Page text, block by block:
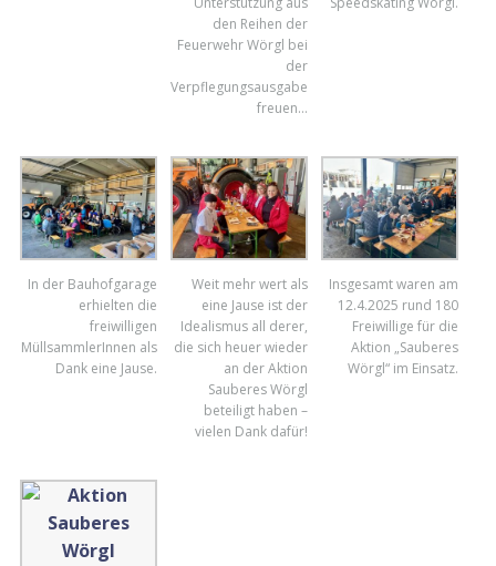
den Reihen der
Feuerwehr Wörgl bei
der
Verpflegungsausgabe
freuen…
In der Bauhofgarage
erhielten die
freiwilligen
MüllsammlerInnen als
Dank eine Jause.
Weit mehr wert als
eine Jause ist der
Idealismus all derer,
die sich heuer wieder
an der Aktion
Sauberes Wörgl
beteiligt haben –
vielen Dank dafür!
Insgesamt waren am
12.4.2025 rund 180
Freiwillige für die
Aktion „Sauberes
Wörgl“ im Einsatz.